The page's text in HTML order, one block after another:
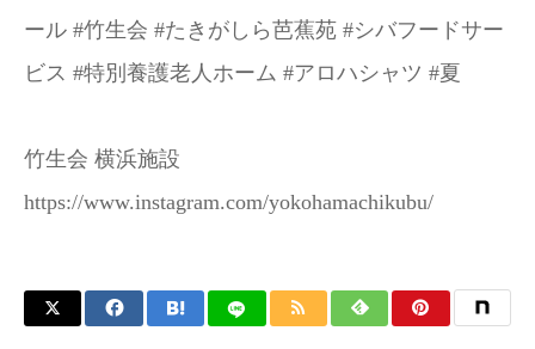
ール #竹生会 #たきがしら芭蕉苑 #シバフードサー
ビス #特別養護老人ホーム #アロハシャツ #夏
竹生会 横浜施設
https://www.instagram.com/yokohamachikubu/